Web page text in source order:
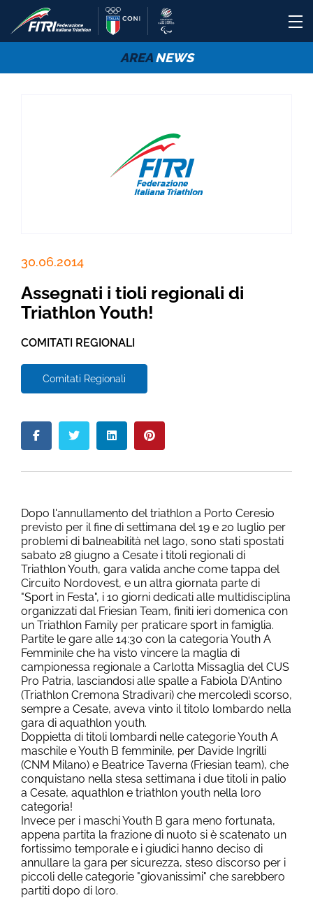
AREANEWS
30.06.2014
Assegnati i tioli regionali di
Triathlon Youth!
COMITATI REGIONALI
Comitati Regionali
Dopo l'annullamento del triathlon a Porto Ceresio
previsto per il fine di settimana del 19 e 20 luglio per
problemi di balneabilità nel lago, sono stati spostati
sabato 28 giugno a Cesate i titoli regionali di
Triathlon Youth, gara valida anche come tappa del
Circuito Nordovest, e un altra giornata parte di
"Sport in Festa", i 10 giorni dedicati alle multidisciplina
organizzati dal Friesian Team, finiti ieri domenica con
un Triathlon Family per praticare sport in famiglia.
Partite le gare alle 14:30 con la categoria Youth A
Femminile che ha visto vincere la maglia di
campionessa regionale a Carlotta Missaglia del CUS
Pro Patria, lasciandosi alle spalle a Fabiola D'Antino
(Triathlon Cremona Stradivari) che mercoledì scorso,
sempre a Cesate, aveva vinto il titolo lombardo nella
gara di aquathlon youth.
Doppietta di titoli lombardi nelle categorie Youth A
maschile e Youth B femminile, per Davide Ingrilli
(CNM Milano) e Beatrice Taverna (Friesian team), che
conquistano nella stesa settimana i due titoli in palio
a Cesate, aquathlon e triathlon youth nella loro
categoria!
Invece per i maschi Youth B gara meno fortunata,
appena partita la frazione di nuoto si è scatenato un
fortissimo temporale e i giudici hanno deciso di
annullare la gara per sicurezza, steso discorso per i
piccoli delle categorie "giovanissimi" che sarebbero
partiti dopo di loro.